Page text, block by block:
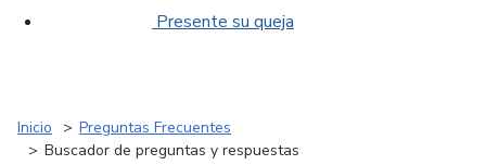
Presente su queja
Inicio
Preguntas Frecuentes
Buscador de preguntas y respuestas